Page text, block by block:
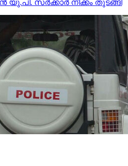
യു.പി. സര്‍ക്കാര്‍ നീക്കം തുടങ്ങി